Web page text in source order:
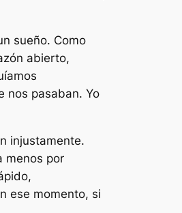
sueño. Como
abierto,
nos pasaban. Yo
injustamente.
menos por
ese momento, si